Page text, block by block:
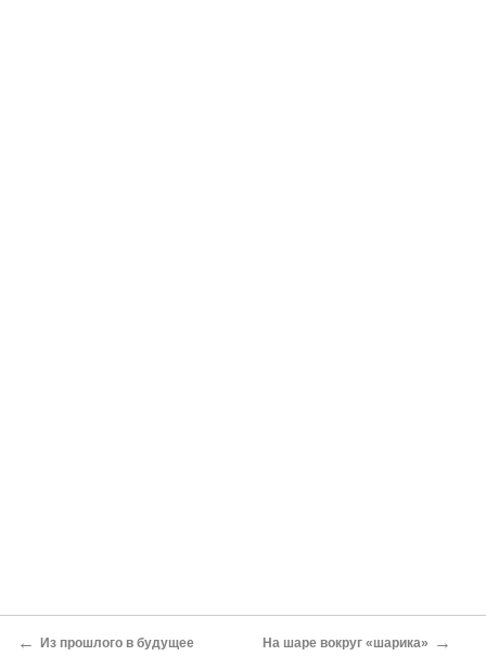
← Из прошлого в будущее На шаре вокруг «шарика» →